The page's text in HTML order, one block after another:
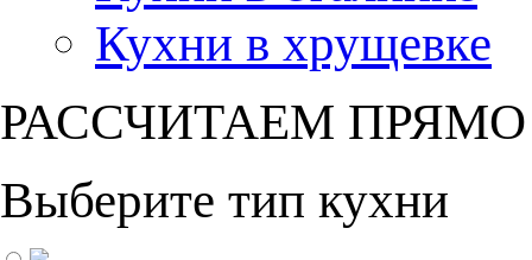
Кухни в хрущевке
РАССЧИТАЕМ
Выберите тип кухни